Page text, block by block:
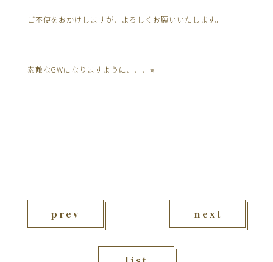
ご不便をおかけしますが、よろしくお願いいたします。
素敵なGWになりますように、、、⭐︎
prev next